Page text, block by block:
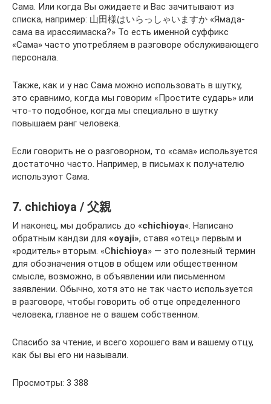
Сама. Или когда Вы ожидаете и Вас зачитывают из
списка, например: 山田様はいらっしゃいますか «Ямада-
сама ва ирассяимаска?» То есть именной суффикс
«Сама» часто употребляем в разговоре обслуживающего
персонала.
Также, как и у нас Сама можно использовать в шутку,
это сравнимо, когда мы говорим «Простите сударь» или
что-то подобное, когда мы специально в шутку
повышаем ранг человека.
Если говорить не о разговорном, то «сама» используется
достаточно часто. Например, в письмах к получателю
используют Сама.
7. chichioya / 父親
И наконец, мы добрались до «chichioya«. Написано
обратным кандзи для «oyaji», ставя «отец» первым и
«родитель» вторым. «Сhichioya» — это полезный термин
для обозначения отцов в общем или общественном
смысле, возможно, в объявлении или письменном
заявлении. Обычно, хотя это не так часто используется
в разговоре, чтобы говорить об отце определенного
человека, главное не о вашем собственном.
Спасибо за чтение, и всего хорошего вам и вашему отцу,
как бы вы его ни называли.
Просмотры: 3 388